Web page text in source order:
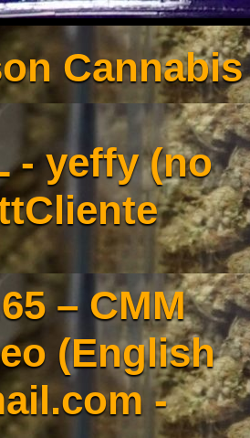
Cannabis
- yeffy (no
– CMM
(English
-